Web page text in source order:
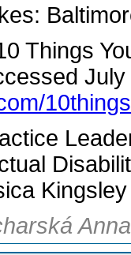
Things
Kingsley